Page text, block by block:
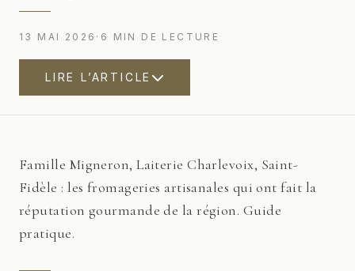
13 MAI 2026 · 6 MIN DE LECTURE
LIRE L’ARTICLE
Famille Migneron, Laiterie Charlevoix, Saint-
Fidèle : les fromageries artisanales qui ont fait la
réputation gourmande de la région. Guide
pratique.